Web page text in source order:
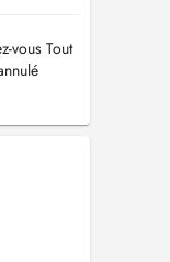
vous Tout
prendre